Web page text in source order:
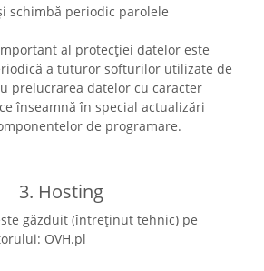
schimbă periodic parolele
al protecției datelor este
a tuturor softurilor utilizate de
prelucrarea datelor cu caracter
înseamnă în special actualizări
de programare.
3. Hosting
găzduit (întreținut tehnic) pe
OVH.pl